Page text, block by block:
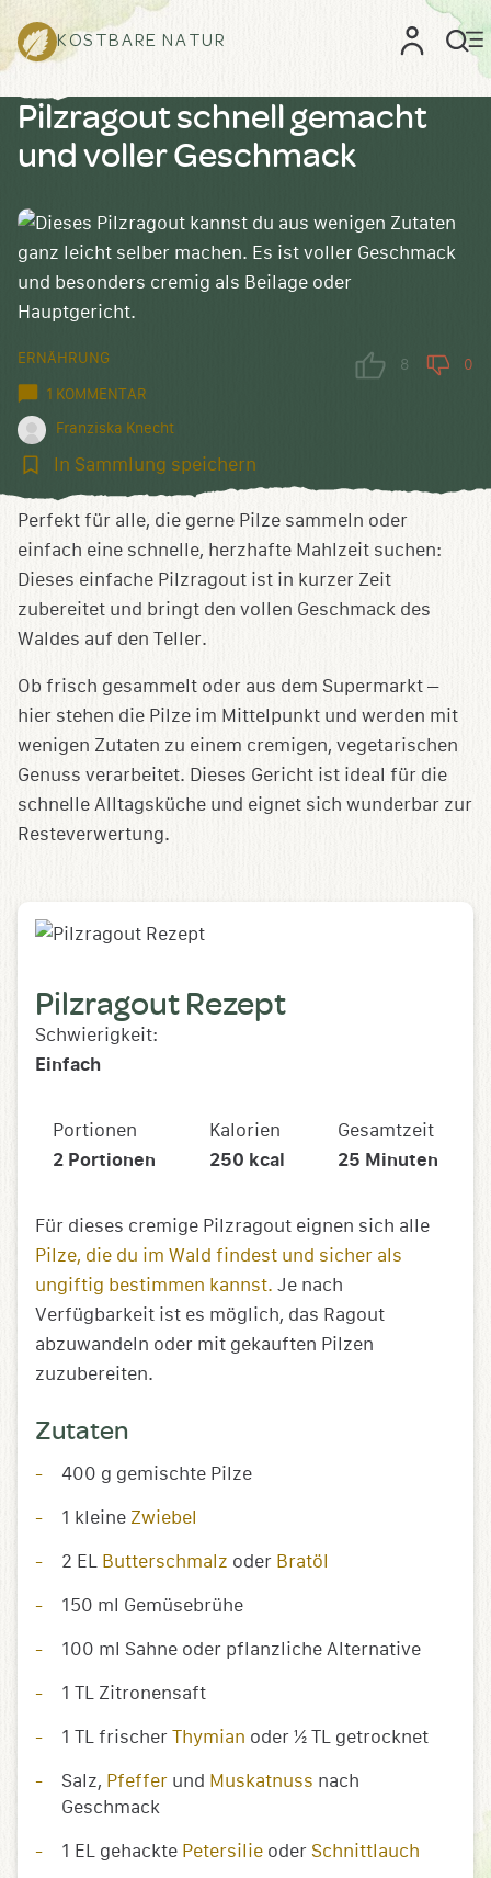
KOSTBARE NATUR
Pilzragout schnell gemacht
und voller Geschmack
ERNÄHRUNG
1 KOMMENTAR
Franziska Knecht
8 0
In
speichern
In Sammlung speichern
Perfekt für alle, die gerne Pilze sammeln oder
einfach eine schnelle, herzhafte Mahlzeit suchen:
Dieses einfache Pilzragout ist in kurzer Zeit
zubereitet und bringt den vollen Geschmack des
Waldes auf den Teller.
Ob frisch gesammelt oder aus dem Supermarkt –
hier stehen die Pilze im Mittelpunkt und werden mit
wenigen Zutaten zu einem cremigen, vegetarischen
Genuss verarbeitet. Dieses Gericht ist ideal für die
schnelle Alltagsküche und eignet sich wunderbar zur
Resteverwertung.
Pilzragout Rezept
Schwierigkeit:
Einfach
Portionen
2 Portionen
Kalorien
250 kcal
Gesamtzeit
25 Minuten
Für dieses cremige Pilzragout eignen sich alle
Pilze, die du im Wald findest und sicher als
ungiftig bestimmen kannst. Je nach
Verfügbarkeit ist es möglich, das Ragout
abzuwandeln oder mit gekauften Pilzen
zuzubereiten.
Zutaten
400 g gemischte Pilze
1 kleine Zwiebel
2 EL Butterschmalz oder Bratöl
150 ml Gemüsebrühe
100 ml Sahne oder pflanzliche Alternative
1 TL Zitronensaft
1 TL frischer Thymian oder ½ TL getrocknet
Salz, Pfeffer und Muskatnuss nach
Geschmack
1 EL gehackte Petersilie oder Schnittlauch